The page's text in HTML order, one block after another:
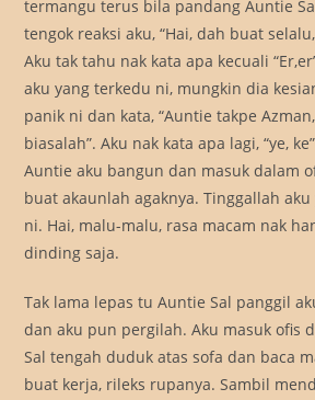
termangu terus bila pandang Auntie
tengok reaksi aku, “Hai, dah buat
Aku tak tahu nak kata apa kecuali
aku yang terkedu ni, mungkin dia
panik ni dan kata, “Auntie takpe
biasalah”. Aku nak kata apa lagi, “ye,
Auntie aku bangun dan masuk dalam
buat akaunlah agaknya. Tinggallah
ni. Hai, malu-malu, rasa macam nak
dinding saja.
Tak lama lepas tu Auntie Sal panggil
dan aku pun pergilah. Aku masuk ofis
Sal tengah duduk atas sofa dan baca
buat kerja, rileks rupanya. Sambil